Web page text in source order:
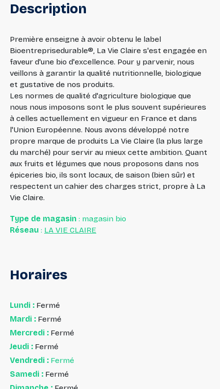
Description
Première enseigne à avoir obtenu le label
Bioentreprisedurable®, La Vie Claire s'est engagée en
faveur d'une bio d'excellence. Pour y parvenir, nous
veillons à garantir la qualité nutritionnelle, biologique
et gustative de nos produits.
Les normes de qualité d'agriculture biologique que
nous nous imposons sont le plus souvent supérieures
à celles actuellement en vigueur en France et dans
l'Union Européenne. Nous avons développé notre
propre marque de produits La Vie Claire (la plus large
du marché) pour servir au mieux cette ambition. Quant
aux fruits et légumes que nous proposons dans nos
épiceries bio, ils sont locaux, de saison (bien sûr) et
respectent un cahier des charges strict, propre à La
Vie Claire.
Type de magasin : magasin bio
Réseau : LA VIE CLAIRE
Horaires
Lundi : Fermé
Mardi : Fermé
Mercredi : Fermé
Jeudi : Fermé
Vendredi : Fermé
Samedi : Fermé